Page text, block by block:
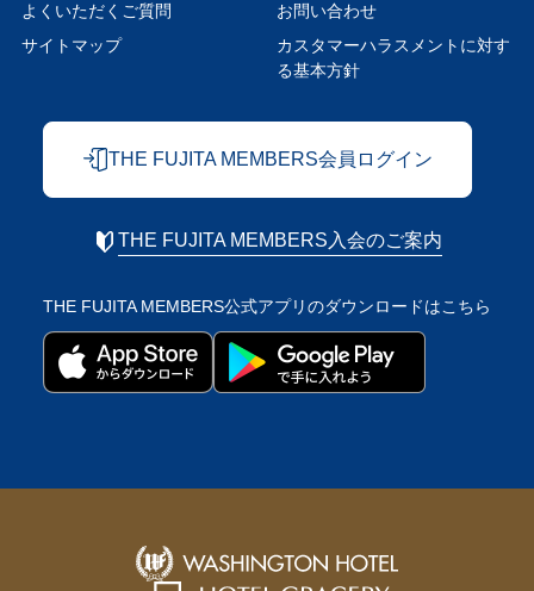
よくいただくご質問
お問い合わせ
サイトマップ
カスタマーハラスメントに対す
る基本方針
THE FUJITA MEMBERS会員ログイン
THE FUJITA MEMBERS入会のご案内
THE FUJITA MEMBERS公式アプリのダウンロードはこちら